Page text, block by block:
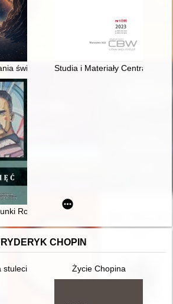
świata zewnętrznego według Kartezjusza
Studia i Materiały Centralnej
Romana Dmowskiego z lat 1915-1917
CHOPIN
stulecia - w darze Chopinowi. Księga
Życie Chopina